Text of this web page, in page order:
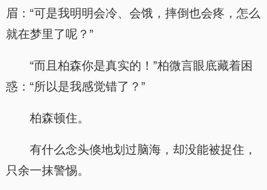
眉：“可是我明明会冷、会饿，摔倒也会疼，怎么
就在梦里了呢？”
“而且柏森你是真实的！”柏微言眼底藏着困
惑：“所以是我感觉错了？”
柏森顿住。
有什么念头倏地划过脑海，却没能被捉住，
只余一抹警惕。